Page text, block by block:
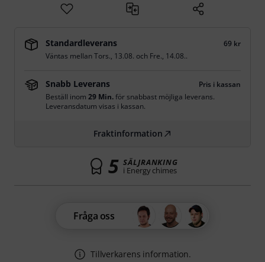
Standardleverans
69 kr
Väntas mellanTors., 13.08. och Fre., 14.08..
Snabb Leverans
Pris i kassan
Beställ inom 29 Min.för snabbast möjliga leverans.
Leveransdatum visas i kassan.
Fraktinformation
5 SÄLJRANKING
i Energy chimes
Fråga oss
Tillverkarens information.